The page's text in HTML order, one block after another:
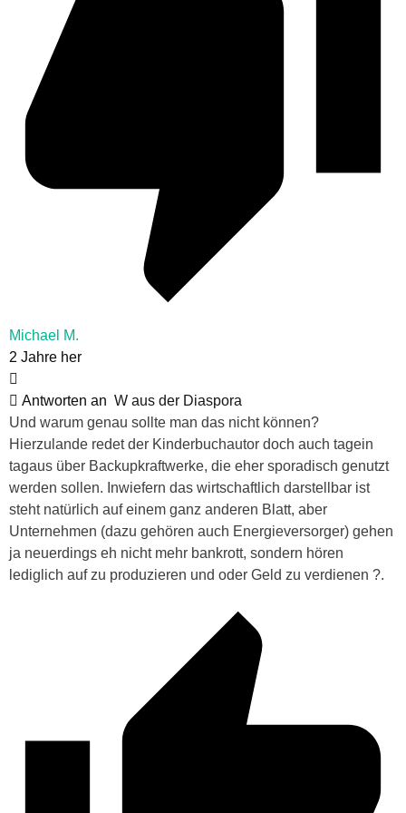
Michael M.
2 Jahre her
Antworten an W aus der Diaspora
Und warum genau sollte man das nicht können?
Hierzulande redet der Kinderbuchautor doch auch tagein
tagaus über Backupkraftwerke, die eher sporadisch genutzt
werden sollen. Inwiefern das wirtschaftlich darstellbar ist
steht natürlich auf einem ganz anderen Blatt, aber
Unternehmen (dazu gehören auch Energieversorger) gehen
ja neuerdings eh nicht mehr bankrott, sondern hören
lediglich auf zu produzieren und oder Geld zu verdienen ?.